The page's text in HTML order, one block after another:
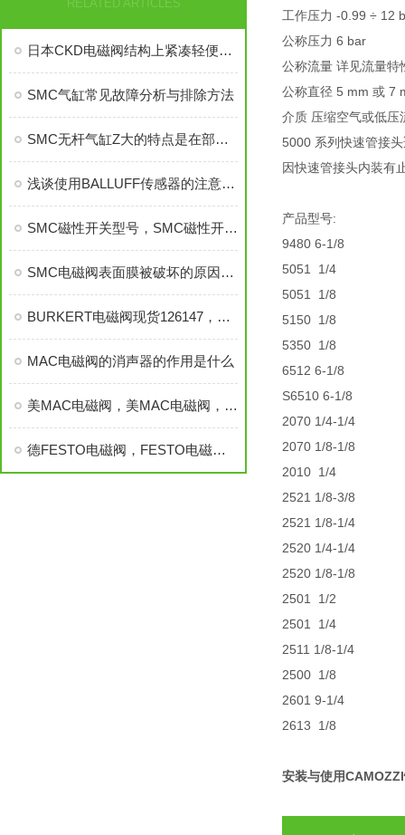
RELATED ARTICLES
日本CKD电磁阀结构上紧凑轻便，易于安装和维护
SMC气缸常见故障分析与排除方法
SMC无杆气缸Z大的特点是在部分，SMC无杆气缸
浅谈使用BALLUFF传感器的注意事项有哪些?
SMC磁性开关型号，SMC磁性开关，进口SMC磁性开关
SMC电磁阀表面膜被破坏的原因有哪些？
BURKERT电磁阀现货126147，BURKERT电磁阀
MAC电磁阀的消声器的作用是什么
美MAC电磁阀，美MAC电磁阀，美MAC电磁阀，美MAC电磁阀
德FESTO电磁阀，FESTO电磁阀型号
工作压力 -0.99 ÷ 12
公称压力 6 bar
公称流量 详见流量特
公称直径 5 mm 或 7
介质 压缩空气或低压
5000 系列快速管接
因快速管接头内装有
产品型号:
9480 6-1/8
5051 1/4
5051 1/8
5150 1/8
5350 1/8
6512 6-1/8
S6510 6-1/8
2070 1/4-1/4
2070 1/8-1/8
2010 1/4
2521 1/8-3/8
2521 1/8-1/4
2520 1/4-1/4
2520 1/8-1/8
2501 1/2
2501 1/4
2511 1/8-1/4
2500 1/8
2601 9-1/4
2613 1/8
安装与使用